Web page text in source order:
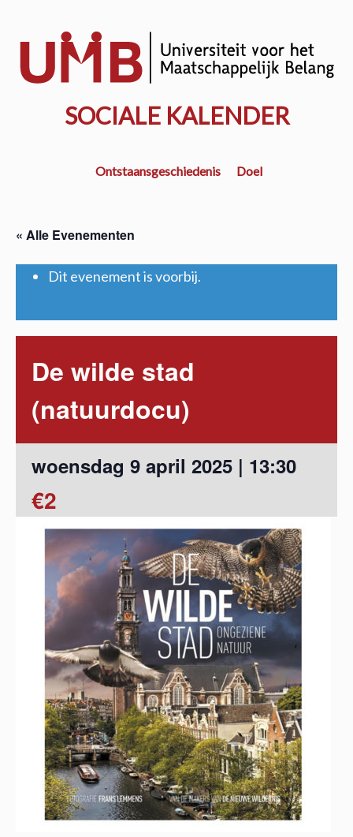
hoofd
SOCIALE KALENDER
Ontstaansgeschiedenis Doel
« Alle Evenementen
Dit evenement is voorbij.
De wilde stad
(natuurdocu)
woensdag 9 april 2025 | 13:30
€2